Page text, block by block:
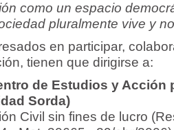
como un espacio
pluralmente vive y
en participar,
tienen que dirigirse a:
de Estudios y Acción
Sorda)
Civil sin fines de lucro